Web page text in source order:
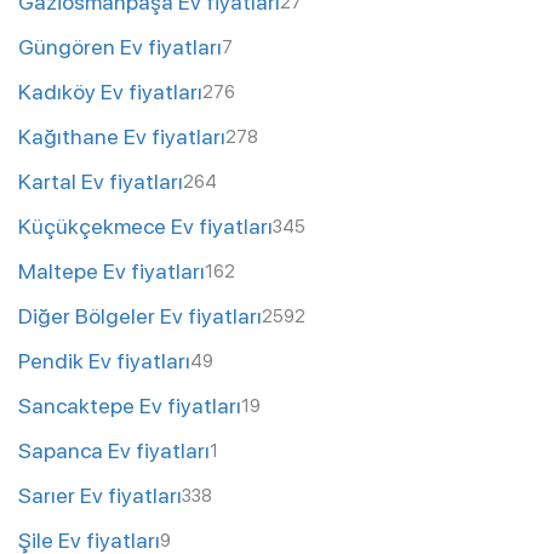
Güngören Ev fiyatları7
Kadıköy Ev fiyatları276
Kağıthane Ev fiyatları278
Kartal Ev fiyatları264
Küçükçekmece Ev fiyatları345
Maltepe Ev fiyatları162
Diğer Bölgeler Ev fiyatları2592
Pendik Ev fiyatları49
Sancaktepe Ev fiyatları19
Sapanca Ev fiyatları1
Sarıer Ev fiyatları338
Şile Ev fiyatları9